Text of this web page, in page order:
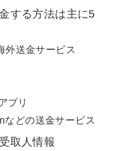
する方法は主に5
外送金サービス
プリ
どの送金サービス
取人情報